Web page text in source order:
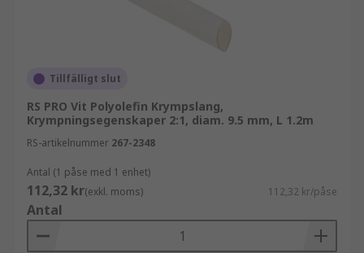
Tillfälligt slut
RS PRO Vit Polyolefin Krympslang,
Krympningsegenskaper 2:1, diam. 9.5 mm, L 1.2m
RS-artikelnummer 267-2348
Antal (1 påse med 1 enhet)
112,32 kr(exkl. moms) 112,32 kr/påse
Antal